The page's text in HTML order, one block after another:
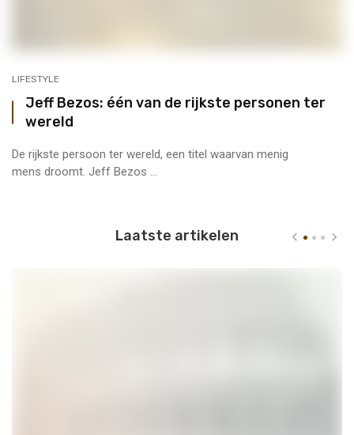
LIFESTYLE
Jeff Bezos: één van de rijkste personen ter
wereld
De rijkste persoon ter wereld, een titel waarvan menig
mens droomt. Jeff Bezos ...
Laatste artikelen